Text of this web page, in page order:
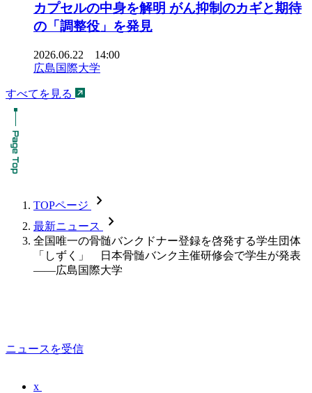
カプセルの中身を解明 がん抑制のカギと期待
の「調整役」を発見
2026.06.22 14:00
広島国際大学
すべてを見る
TOPページ chevron_forward
最新ニュース chevron_forward
全国唯一の骨髄バンクドナー登録を啓発する学生団体
「しずく」 日本骨髄バンク主催研修会で学生が発表
――広島国際大学
ニュースを受信
x